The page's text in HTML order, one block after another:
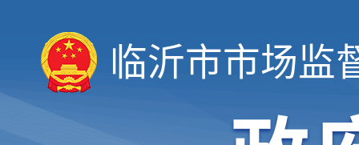
临沂市市场监